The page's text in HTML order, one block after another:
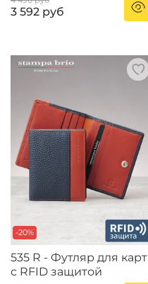
3 592 руб
-20%
535 R - Футляр для карт
с RFID защитой